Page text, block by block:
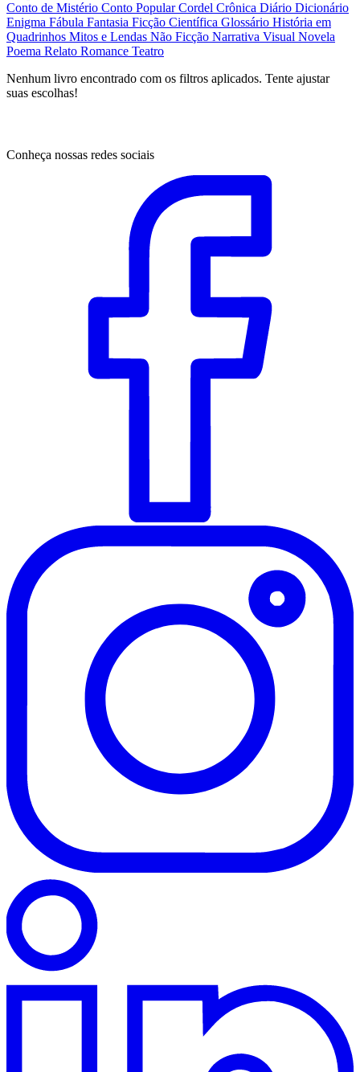
Conto de Mistério Conto PopularCordel Crônica Diário Dicionário
Enigma Fábula Fantasia Ficção Científica Glossário História em
Quadrinhos Mitos e Lendas Não Ficção Narrativa Visual Novela
Poema Relato Romance Teatro
Nenhum livro encontrado com os filtros aplicados. Tente ajustar
suas escolhas!
Conheça nossas redes sociais